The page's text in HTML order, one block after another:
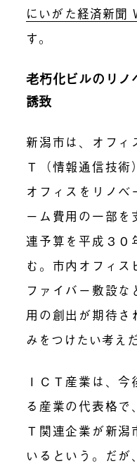
にいがた経済新聞
す。
老朽化ビルのリノ
誘致
新潟市は、オフィ
Ｔ（情報通信技術
オフィスをリノベ
ーム費用の一部を
連予算を平成３０
む。市内オフィス
ファイバー敷設
用の創出が期待さ
みをつけたい考えだ
ＩＣＴ産業は、
る産業の代表格で
Ｔ関連企業が新潟
いるという。だが